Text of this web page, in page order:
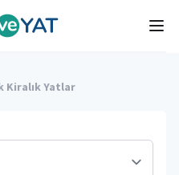
Kiralık Yatlar